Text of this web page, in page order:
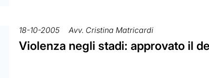
18-10-2005 Avv. Cristina Matricardi
Violenza negli stadi: approvato il